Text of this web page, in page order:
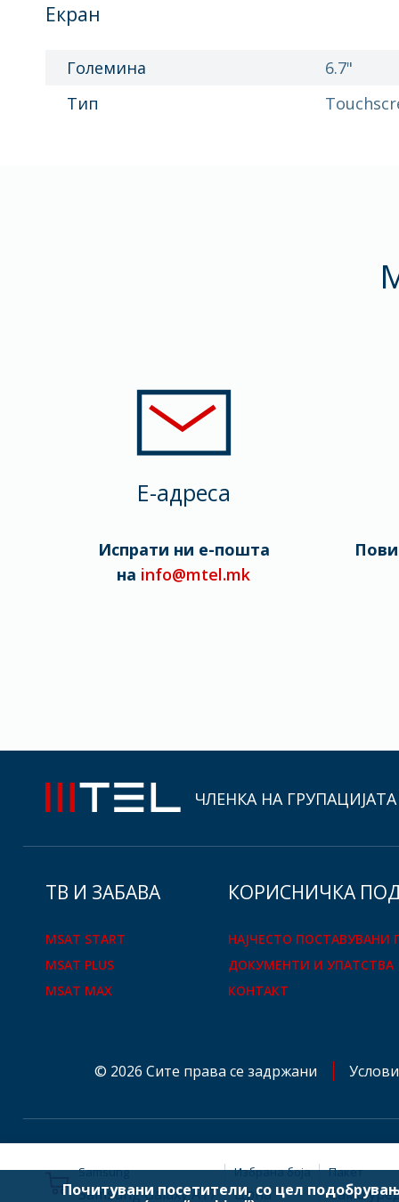
Samsung
Samsung Galaxy A17
Избрана боја
Црна
Пакет
Само
Екран
Големина
6.7"
Тип
E-адреса
Испрати ни е-пошта
на info@mtel.mk
ЧЛЕНКА НА
ТВ И ЗАБАВА
MSAT START
MSAT PLUS
MSAT MAX
КOРИСНИЧКА
НАЈЧЕСТО ПОСТАВУВАНИ
ДОКУМЕНТИ И УПАТСТВА
КОНТАКТ
© 2026 Сите права се задржани
mtelglobal.com
Почитувани посетители, со цел